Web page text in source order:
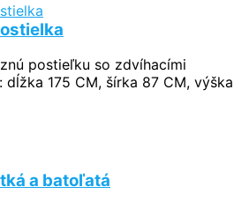
postieľku so zdvíhacími
dĺžka 175 CM, šírka 87 CM, výška
a batoľatá